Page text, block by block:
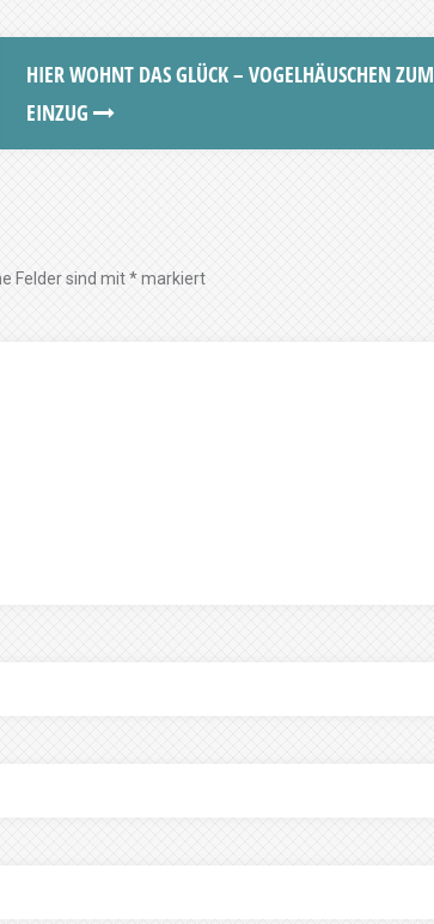
HIER WOHNT DAS GLÜCK – VOGELHÄUSCHEN ZUM
EINZUG
Felder sind mit*markiert